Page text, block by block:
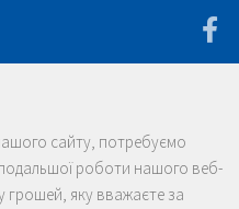
сайту, потребуємо
роботи нашого веб-
грошей, яку вважаєте за